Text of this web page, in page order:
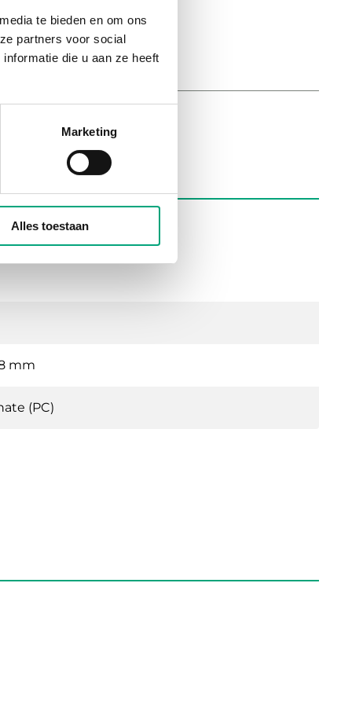
te bieden en om ons
partners voor social
die u aan ze heeft
Marketing
Alles toestaan
mm
(PC)